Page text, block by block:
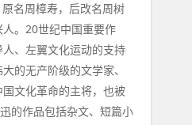
名周樟寿，后改名周树
。20世纪中国重要作
、左翼文化运动的支持
的无产阶级的文学家、
文化革命的主将，也被
的作品包括杂文、短篇小